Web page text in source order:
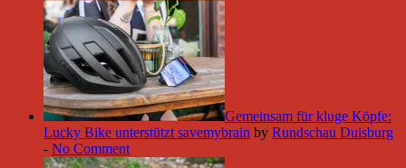
Gemeinsam für kluge Köpfe:
Lucky Bike unterstützt savemybrain by Rundschau Duisburg
- No Comment